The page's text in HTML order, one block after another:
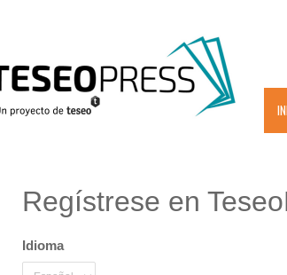
Regístrese en
Idioma